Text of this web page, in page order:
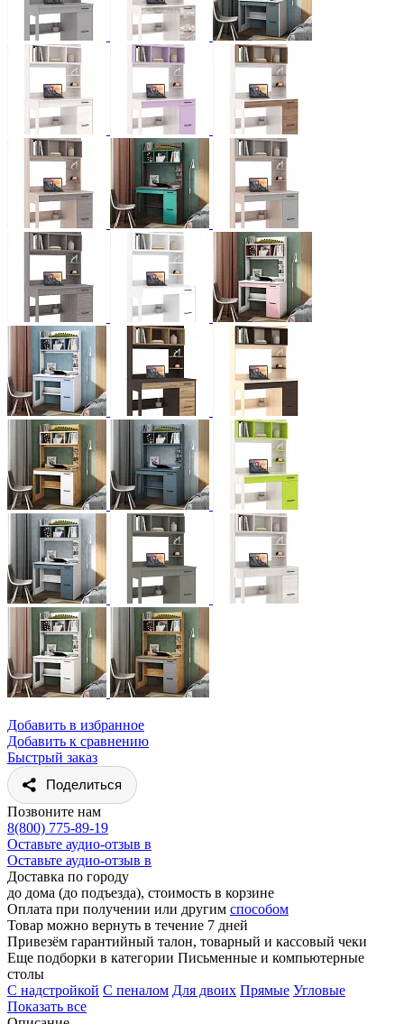
Добавить в избранное
Добавить к сравнению
Быстрый заказ
Поделиться
Позвоните нам
8(800) 775-89-19
Оставьте аудио-отзыв в
Оставьте аудио-отзыв в
Доставка по городу
до дома (до подъезда), стоимость в корзине
Оплата при получении или другим способом
Товар можно вернуть в течение 7 дней
Привезём гарантийный талон, товарный и кассовый чеки
Еще подборки в категории Письменные и компьютерные
столы
C надстройкой C пеналом Для двоих Прямые Угловые
Показать все